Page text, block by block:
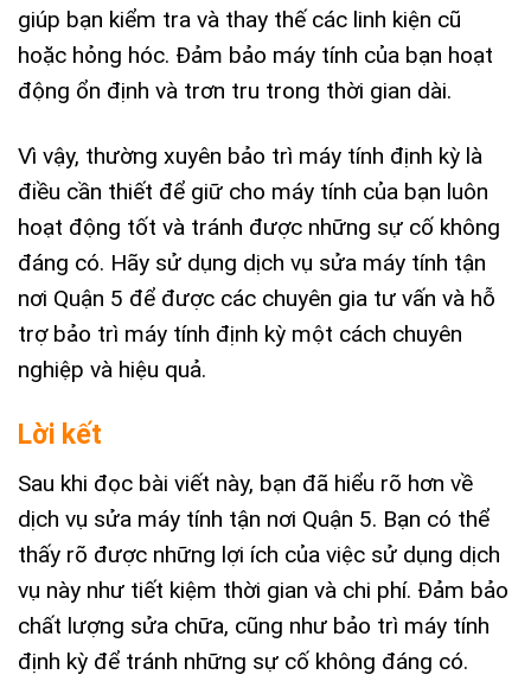
giúp bạn kiểm tra và thay thế các linh kiện cũ
hoặc hỏng hóc. Đảm bảo máy tính của bạn hoạt
động ổn định và trơn tru trong thời gian dài.
Vì vậy, thường xuyên bảo trì máy tính định kỳ là
điều cần thiết để giữ cho máy tính của bạn luôn
hoạt động tốt và tránh được những sự cố không
đáng có. Hãy sử dụng dịch vụ sửa máy tính tận
nơi Quận 5 để được các chuyên gia tư vấn và hỗ
trợ bảo trì máy tính định kỳ một cách chuyên
nghiệp và hiệu quả.
Lời kết
Sau khi đọc bài viết này, bạn đã hiểu rõ hơn về
dịch vụ sửa máy tính tận nơi Quận 5. Bạn có thể
thấy rõ được những lợi ích của việc sử dụng dịch
vụ này như tiết kiệm thời gian và chi phí. Đảm bảo
chất lượng sửa chữa, cũng như bảo trì máy tính
định kỳ để tránh những sự cố không đáng có.